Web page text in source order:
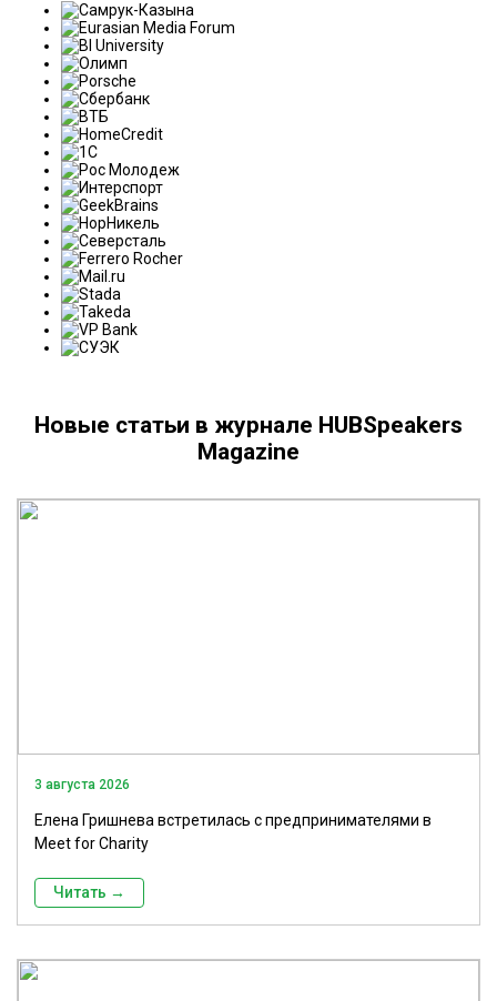
Новые статьи в журнале HUBSpeakers
Magazine
3 августа 2026
Елена Гришнева встретилась с предпринимателями в
Meet for Charity
Читать →